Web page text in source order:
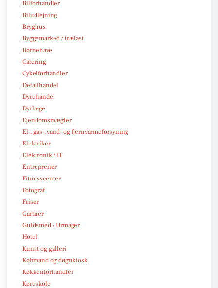
Bilforhandler
Biludlejning
Bryghus
Byggemarked / trælast
Børnehave
Catering
Cykelforhandler
Detailhandel
Dyrehandel
Dyrlæge
Ejendomsmægler
El-, gas-, vand- og fjernvarmeforsyning
Elektriker
Elektronik / IT
Entreprenør
Fitnesscenter
Fotograf
Frisør
Gartner
Guldsmed / Urmager
Hotel
Kunst og galleri
Købmand og døgnkiosk
Køkkenforhandler
Køreskole